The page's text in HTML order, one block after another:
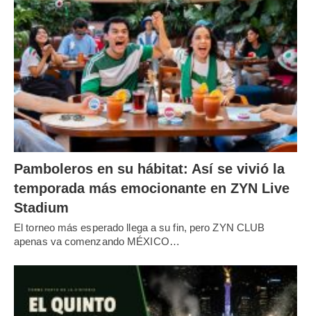
Pamboleros en su hábitat: Así se vivió la
temporada más emocionante en ZYN Live
Stadium
El torneo más esperado llega a su fin, pero ZYN CLUB
apenas va comenzando MÉXICO…